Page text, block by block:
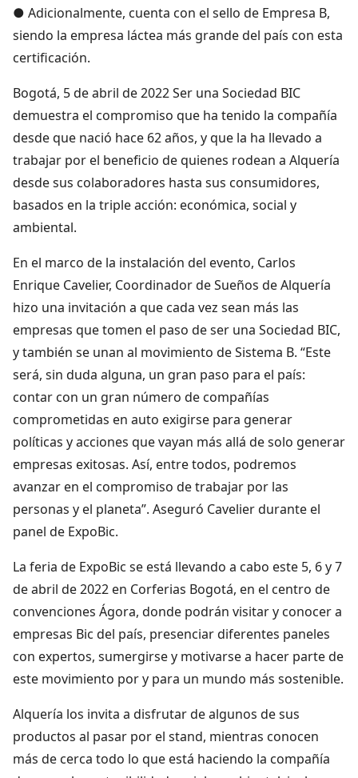
● Adicionalmente, cuenta con el sello de Empresa B,
siendo la empresa láctea más grande del país con esta
certificación.
Bogotá, 5 de abril de 2022 Ser una Sociedad BIC
demuestra el compromiso que ha tenido la compañía
desde que nació hace 62 años, y que la ha llevado a
trabajar por el beneficio de quienes rodean a Alquería
desde sus colaboradores hasta sus consumidores,
basados en la triple acción: económica, social y
ambiental.
En el marco de la instalación del evento, Carlos
Enrique Cavelier, Coordinador de Sueños de Alquería
hizo una invitación a que cada vez sean más las
empresas que tomen el paso de ser una Sociedad BIC,
y también se unan al movimiento de Sistema B. “Este
será, sin duda alguna, un gran paso para el país:
contar con un gran número de compañías
comprometidas en auto exigirse para generar
políticas y acciones que vayan más allá de solo generar
empresas exitosas. Así, entre todos, podremos
avanzar en el compromiso de trabajar por las
personas y el planeta”. Aseguró Cavelier durante el
panel de ExpoBic.
La feria de ExpoBic se está llevando a cabo este 5, 6 y 7
de abril de 2022 en Corferias Bogotá, en el centro de
convenciones Ágora, donde podrán visitar y conocer a
empresas Bic del país, presenciar diferentes paneles
con expertos, sumergirse y motivarse a hacer parte de
este movimiento por y para un mundo más sostenible.
Alquería los invita a disfrutar de algunos de sus
productos al pasar por el stand, mientras conocen
más de cerca todo lo que está haciendo la compañía